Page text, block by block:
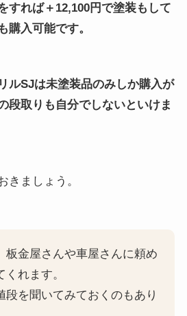
すれば＋12,100円で塗装もして
購入可能です。
ルSJは未塗装品のみしか購入が
段取りも自分でしないといけま
きましょう。
板金屋さんや車屋さんに頼め
くれます。
段を聞いてみておくのもあり